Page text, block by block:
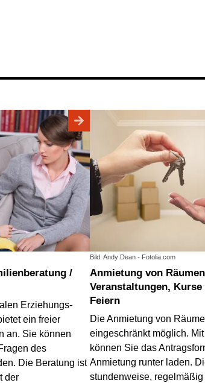
Erziehungs-
ein freier
an. Sie können
des
Die Beratung ist
der
Bild: Andy Dean - Fotolia.com
Anmietung von Räumen für
Veranstaltungen,
Feiern
Die Anmietung von
eingeschränkt möglich.
können Sie das
Anmietung runter laden.
stundenweise,